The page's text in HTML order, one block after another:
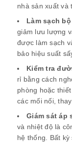
nhà sản xuất và
Làm sạch
giảm lưu lượng
được làm sạch
bảo hiệu suất
Kiểm tra
rỉ bằng cách
phòng hoặc
các mối nối,
Giám sát áp
và nhiệt độ là
hệ thống. Bất